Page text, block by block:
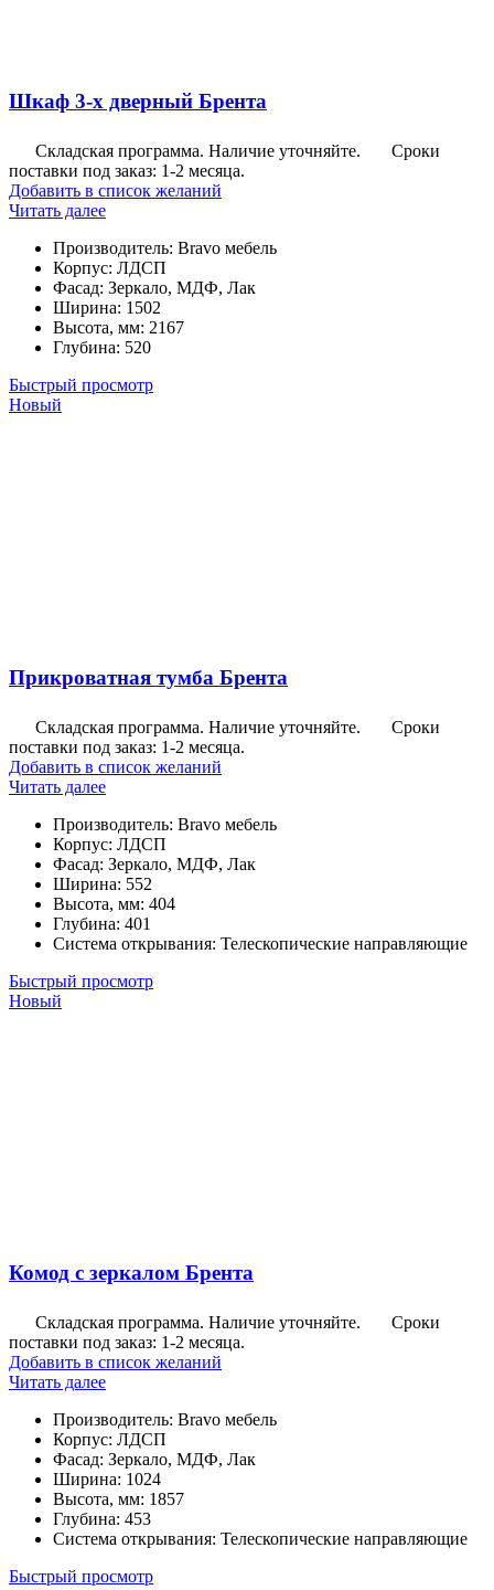
Шкаф 3-х дверный Брента
Складская программа. Наличие уточняйте.
Сроки
поставки под заказ: 1-2 месяца.
Добавить в список желаний
Читать далее
Производитель: Bravo мебель
Корпус: ЛДСП
Фасад: Зеркало, МДФ, Лак
Ширина: 1502
Высота, мм: 2167
Глубина: 520
Быстрый просмотр
Новый
Прикроватная тумба Брента
Складская программа. Наличие уточняйте.
Сроки
поставки под заказ: 1-2 месяца.
Добавить в список желаний
Читать далее
Производитель: Bravo мебель
Корпус: ЛДСП
Фасад: Зеркало, МДФ, Лак
Ширина: 552
Высота, мм: 404
Глубина: 401
Система открывания: Телескопические направляющие
Быстрый просмотр
Новый
Комод с зеркалом Брента
Складская программа. Наличие уточняйте.
Сроки
поставки под заказ: 1-2 месяца.
Добавить в список желаний
Читать далее
Производитель: Bravo мебель
Корпус: ЛДСП
Фасад: Зеркало, МДФ, Лак
Ширина: 1024
Высота, мм: 1857
Глубина: 453
Система открывания: Телескопические направляющие
Быстрый просмотр